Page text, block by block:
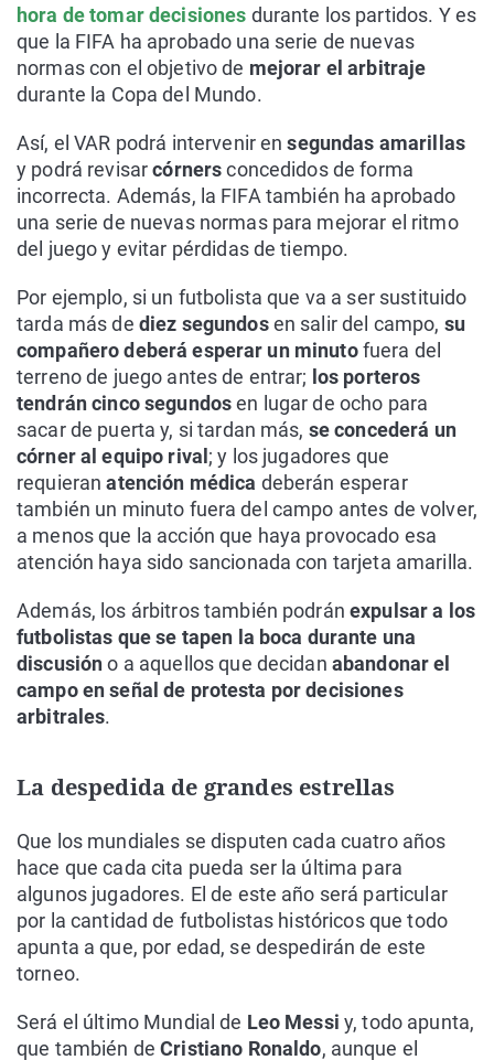
hora de tomar decisiones durante los partidos. Y es
que la FIFA ha aprobado una serie de nuevas
normas con el objetivo de mejorar el arbitraje
durante la Copa del Mundo.
Así, el VAR podrá intervenir ensegundas amarillas
y podrá revisarcórnersconcedidos de forma
incorrecta. Además, la FIFA también ha aprobado
una serie de nuevas normas para mejorar el ritmo
del juego y evitar pérdidas de tiempo.
Por ejemplo, si un futbolista que va a ser sustituido
tarda más de diez segundosen salir del campo, su
compañero deberá esperar un minutofuera del
terreno de juego antes de entrar; los porteros
tendrán cinco segundosen lugar de ocho para
sacar de puerta y, si tardan más, se concederá un
córner al equipo rival ; y los jugadores que
requieranatención médica deberán esperar
también un minuto fuera del campo antes de volver,
a menos que la acción que haya provocado esa
atención haya sido sancionada con tarjeta amarilla.
Además, los árbitros también podránexpulsar a los
futbolistas que se tapen la boca durante una
discusióno a aquellos que decidan abandonar el
campo en señal de protesta por decisiones
arbitrales.
La despedida de grandes estrellas
Que los mundiales se disputen cada cuatro años
hace que cada cita pueda ser la última para
algunos jugadores. El de este año será particular
por la cantidad de futbolistas históricos que todo
apunta a que, por edad, se despedirán de este
torneo.
Será el último Mundial de Leo Messi y, todo apunta,
que también deCristiano Ronaldo, aunque el